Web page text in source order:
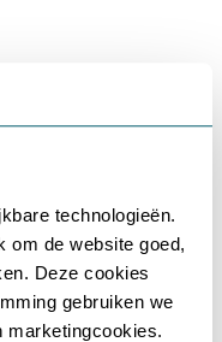
technologieën.
om de website goed,
Deze cookies
gebruiken we
marketingcookies.
2026-